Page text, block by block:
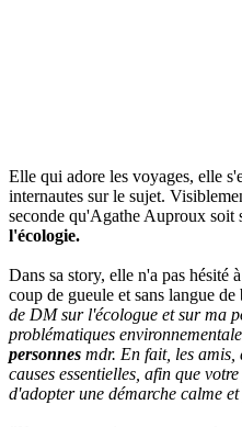
Elle qui adore les voyages, elle
internautes sur le sujet.
seconde qu'Agathe Auproux soit
l'écologie.
Dans sa story, elle n'a pas hésité
coup de gueule et sans langue de
de DM sur l'écologue et sur ma
problématiques
personnes mdr. En fait, les amis,
causes essentielles, afin que
d'adopter une démarche calme